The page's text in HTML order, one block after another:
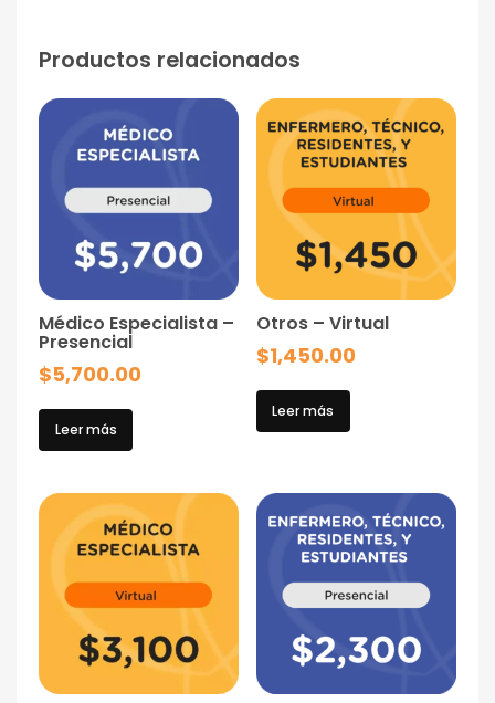
Productos relacionados
Médico Especialista –
Presencial
$5,700.00
Leer más
Otros – Virtual
$1,450.00
Leer más